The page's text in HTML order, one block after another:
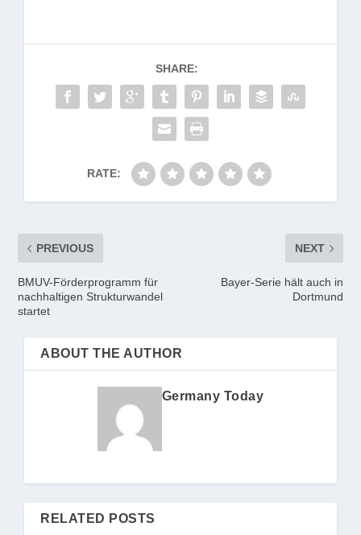
SHARE:
RATE:
PREVIOUS
BMUV-Förderprogramm für
nachhaltigen Strukturwandel
startet
NEXT
Bayer-Serie hält auch in
Dortmund
ABOUT THE AUTHOR
Germany Today
RELATED POSTS